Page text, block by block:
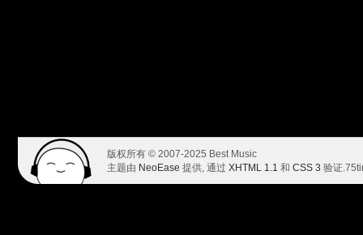
版权所有 © 2007-2025 Best Music
主题由 NeoEase 提供, 通过 XHTML 1.1 和 CSS 3 验证.